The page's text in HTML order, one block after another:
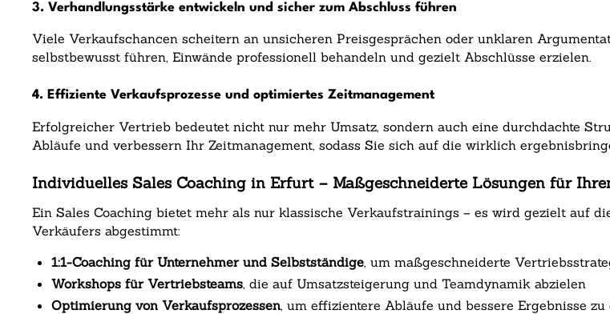
3. Verhandlungsstärke entwickeln und sicher zum Abschluss führen
Viele Verkaufschancen scheitern an unsicheren Preisgesprächen oder unklaren
selbstbewusst führen, Einwände professionell behandeln und gezielt Abschlüsse erzielen.
4. Effiziente Verkaufsprozesse und optimiertes Zeitmanagement
Erfolgreicher Vertrieb bedeutet nicht nur mehr Umsatz, sondern auch eine durchdachte
Abläufe und verbessern Ihr Zeitmanagement, sodass Sie sich auf die wirklich
Individuelles Sales Coaching in Erfurt – Maßgeschneiderte Lösungen für
Ein Sales Coaching bietet mehr als nur klassische Verkaufstrainings – es wird gezielt auf
Verkäufers abgestimmt:
1:1-Coaching für Unternehmer und Selbstständige, um maßgeschneiderte
Workshops für Vertriebsteams, die auf Umsatzsteigerung und Teamdynamik abzielen
Optimierung von Verkaufsprozessen, um effizientere Abläufe und bessere Ergebnisse zu